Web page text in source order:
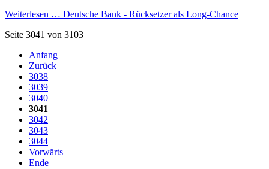
Weiterlesen … Deutsche Bank - Rücksetzer als Long-Chance
Seite 3041 von 3103
Anfang
Zurück
3038
3039
3040
3041
3042
3043
3044
Vorwärts
Ende